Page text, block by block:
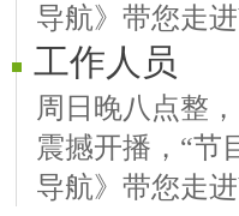
导航》带您走
工作人员
周日晚八点整
震撼开播，“节
导航》带您走